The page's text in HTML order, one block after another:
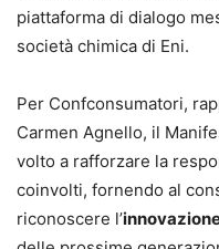
piattaforma di dialogo
società chimica di Eni.
Per Confconsumatori,
Carmen Agnello, il
volto a rafforzare la
coinvolti, fornendo al
riconoscere l’